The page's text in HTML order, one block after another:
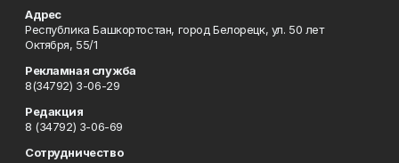
Адрес
Республика Башкортостан, город Белорецк, ул. 50 лет
Октября, 55/1
Рекламная служба
8(34792) 3-06-29
Редакция
8 (34792) 3-06-69
Сотрудничество